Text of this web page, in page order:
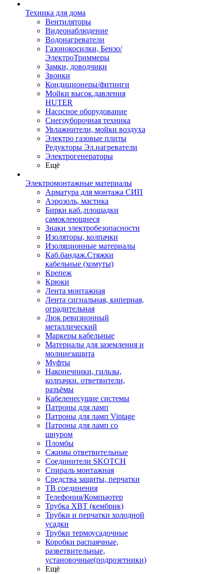
Техника для дома
Вентиляторы
Видеонаблюдение
Водонагреватели
Газонокосилки, Бензо/
ЭлектроТриммеры
Замки, доводчики
Звонки
Кондиционеры/фитинги
Мойки высок.давления
HUTER
Насосное оборудование
Снегоуборочная техника
Увлажнители, мойки воздуха
Электро газовые плиты
Редукторы Эл.нагреватели
Электрогенераторы
Ещё
Электромонтажные материалы
Арматура для монтажа СИП
Аэрозоль, мастика
Бирки каб.,площадки
самоклеющиеся
Знаки электробезопасности
Изоляторы, колпачки
Изоляционные материалы
Каб.бандаж.Стяжки
кабельные (хомуты)
Крепеж
Крюки
Лента монтажная
Лента сигнальная, киперная,
оградительная
Люк ревизионный
металлический
Маркеры кабельные
Материалы для заземления и
молниезащита
Муфты
Наконечники, гильзы,
колпачки. ответвители,
разъёмы
Кабеленесущие системы
Патроны для ламп
Патроны для ламп Vintage
Патроны для ламп со
шнуром
Пломбы
Сжимы ответвительные
Соединители SKOTCH
Спираль монтажная
Средства защиты, перчатки
ТВ соединения
Телефония/Компьютер
Трубка ХВТ (кембрик)
Трубки и перчатки холодной
усадки
Трубки термоусадочные
Коробки распаячные,
разветвительные,
установочные(подрозетники)
Ещё